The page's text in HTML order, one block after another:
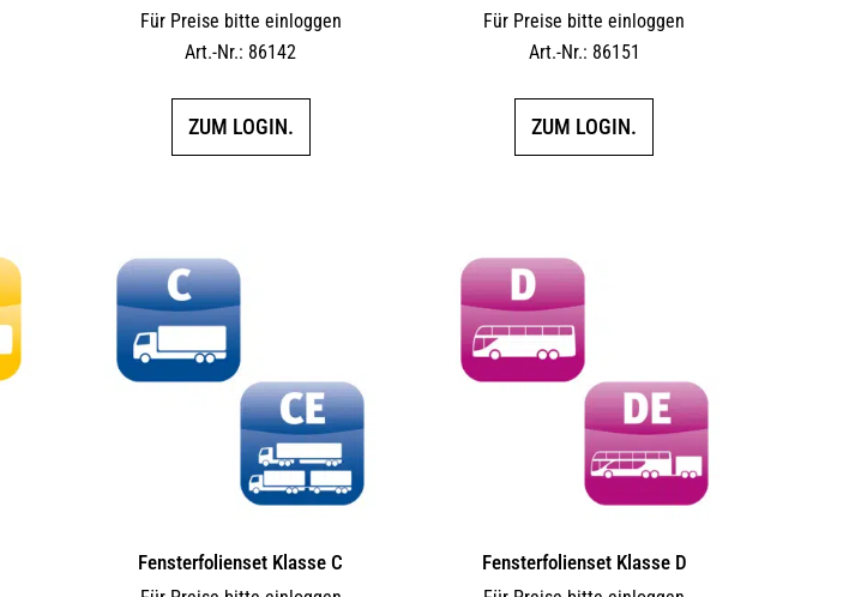
Für Preise bitte einloggen
Art.-Nr.: 86142
ZUM LOGIN.
Für Preise bitte einloggen
Art.-Nr.: 86151
ZUM LOGIN.
Fensterfolienset Klasse C Fensterfolienset Klasse D